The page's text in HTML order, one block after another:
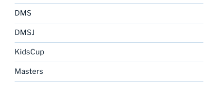
DMS
DMSJ
KidsCup
Masters